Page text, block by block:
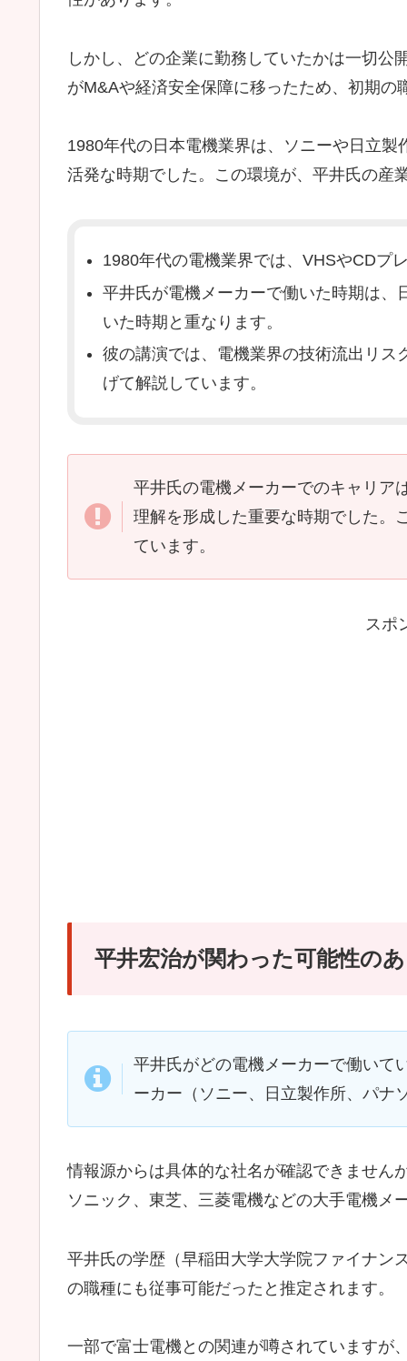
しかし、どの企業に勤務していたかは一切公
がM&Aや経済安全保障に移ったため、初期の
1980年代の日本電機業界は、ソニーや日立
活発な時期でした。この環境が、平井氏の産
1980年代の電機業界では、VHSやCDプ
平井氏が電機メーカーで働いた時期は、
いた時期と重なります。
彼の講演では、電機業界の技術流出リス
げて解説しています。
平井氏の電機メーカーでのキャリア
理解を形成した重要な時期でした。
ています。
スポ
平井宏治が関わった可能性の
平井氏がどの電機メーカーで働いて
ーカー（ソニー、日立製作所、パナ
情報源からは具体的な社名が確認できません
ソニック、東芝、三菱電機などの大手電機メ
平井氏の学歴（早稲田大学大学院ファイナン
の職種にも従事可能だったと推定されます。
一部で富士電機との関連が噂されていますが